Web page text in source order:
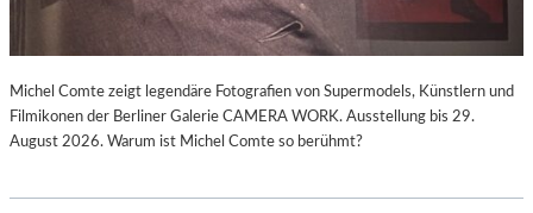
Michel Comte zeigt legendäre Fotografien von Supermodels, Künstlern und
Filmikonen der Berliner Galerie CAMERA WORK. Ausstellung bis 29.
August 2026. Warum ist Michel Comte so berühmt?